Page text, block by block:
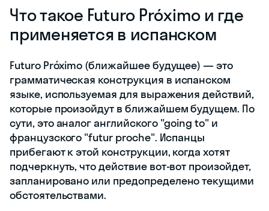
Что такое Futuro Próximo и где
применяется в испанском
Futuro Próximo (ближайшее будущее) — это
грамматическая конструкция в испанском
языке, используемая для выражения действий,
которые произойдут в ближайшем будущем. По
сути, это аналог английского "going to" и
французского "futur proche". Испанцы
прибегают к этой конструкции, когда хотят
подчеркнуть, что действие вот-вот произойдет,
запланировано или предопределено текущими
обстоятельствами.